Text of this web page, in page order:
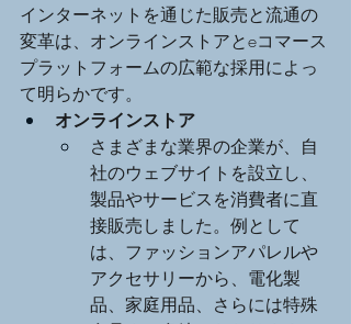
インターネットを通じた販売と流通の
変革は、オンラインストアとeコマース
プラットフォームの広範な採用によっ
て明らかです。
オンラインストア
さまざまな業界の企業が、自
社のウェブサイトを設立し、
製品やサービスを消費者に直
接販売しました。例として
は、ファッションアパレルや
アクセサリーから、電化製
品、家庭用品、さらには特殊